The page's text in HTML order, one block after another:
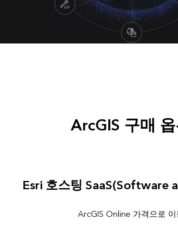
ArcGIS 구매
Esri 호스팅 SaaS(Software
ArcGIS Online 가격으로